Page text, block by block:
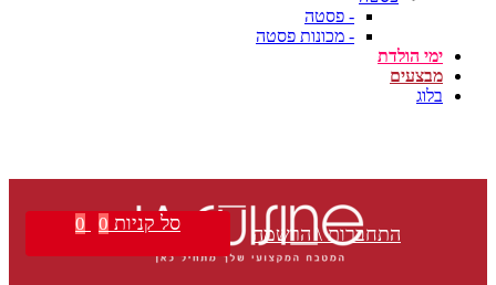
- פסטה
- מכונות פסטה
ימי הולדת
מבצעים
בלוג
התחברות \ הרשמה סל קניות 0
0